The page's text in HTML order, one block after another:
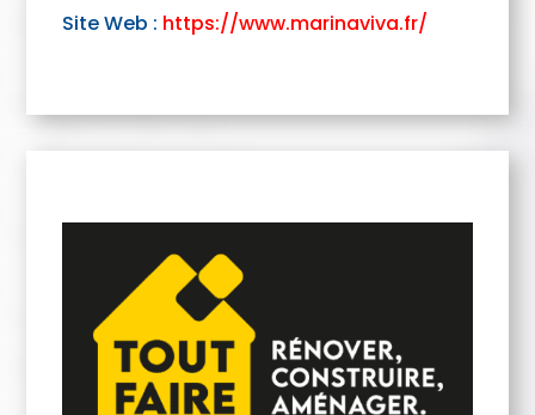
Site Web : https://www.marinaviva.fr/